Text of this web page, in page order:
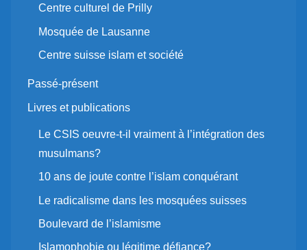
Centre culturel de Prilly
Mosquée de Lausanne
Centre suisse islam et société
Passé-présent
Livres et publications
Le CSIS oeuvre-t-il vraiment à l’intégration des
musulmans?
10 ans de joute contre l’islam conquérant
Le radicalisme dans les mosquées suisses
Boulevard de l’islamisme
Islamophobie ou légitime défiance?